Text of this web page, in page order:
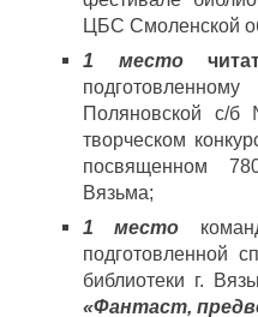
ЦБС Смоленской
1 место
Поляновской с/
творческом
посвященном
Вязьма;
1 место
подготовленной
библиотеки г.
«Фантаст,